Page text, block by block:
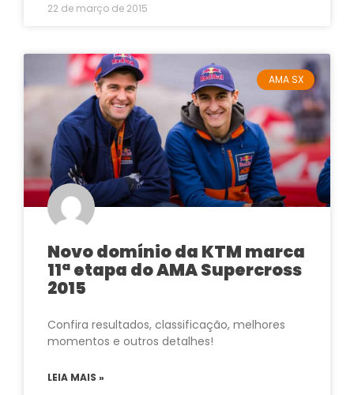
22 de março de 2015
AMA SX
Novo domínio da KTM marca
11ª etapa do AMA Supercross
2015
Confira resultados, classificação, melhores
momentos e outros detalhes!
LEIA MAIS »